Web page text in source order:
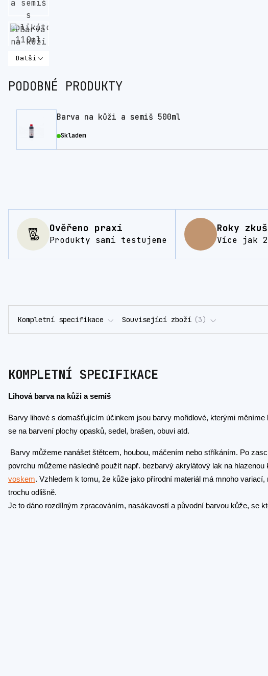
Další
PODOBNÉ PRODUKTY
Barva na kůži a semiš 500ml
Skladem
Ověřeno praxí
Produkty sami testujeme
Roky
Více jak
Kompletní specifikace Související zboží 3
KOMPLETNÍ SPECIFIKACE
Lihová barva na kůži a semiš
Barvy lihové s domašťujícím účinkem jsou barvy mořidlové, kterými
se na barvení plochy opasků, sedel, brašen, obuvi atd.
Barvy můžeme nanášet štětcem, houbou, máčením nebo stříkáním. Po
povrchu můžeme následně použít např. bezbarvý akrylátový lak na
voskem. Vzhledem k tomu, že kůže jako přírodní materiál má mnoho
trochu odlišně.
Je to dáno rozdílným zpracováním, nasákavostí a původní barvou kůže, se